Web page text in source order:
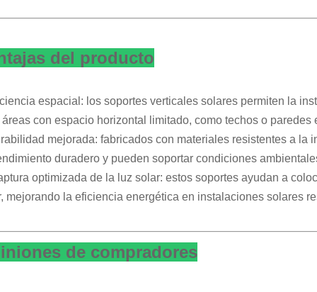
del producto
espacial: los soportes verticales solares permiten la
áreas con espacio horizontal limitado, como techos o paredes
mejorada: fabricados con materiales resistentes a
duradero y pueden soportar condiciones
optimizada de la luz solar: estos soportes ayudan a
mejorando la eficiencia energética en instalaciones solares
de compradores